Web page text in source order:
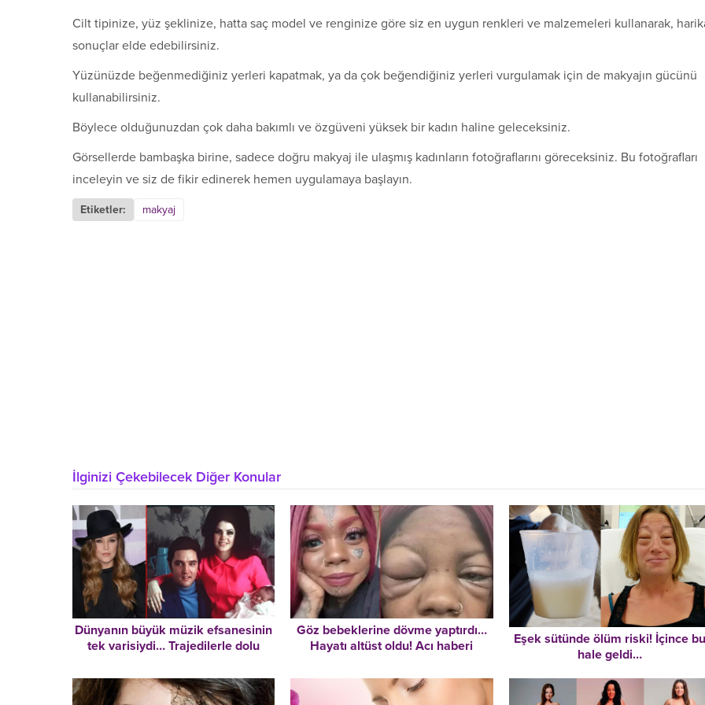
Cilt tipinize, yüz şeklinize, hatta saç model ve renginize göre siz en uygun renkleri ve malzemeleri kullanarak,
sonuçlar elde edebilirsiniz.
Yüzünüzde beğenmediğiniz yerleri kapatmak, ya da çok beğendiğiniz yerleri vurgulamak için de makyajın gücünü
kullanabilirsiniz.
Böylece olduğunuzdan çok daha bakımlı ve özgüveni yüksek bir kadın haline geleceksiniz.
Görsellerde bambaşka birine, sadece doğru makyaj ile ulaşmış kadınların fotoğraflarını göreceksiniz. Bu fotoğrafları
inceleyin ve siz de fikir edinerek hemen uygulamaya başlayın.
Etiketler: makyaj
İlginizi Çekebilecek Diğer Konular
Dünyanın büyük müzik efsanesinin
tek varisiydi… Trajedilerle dolu
Marie Presley 54 yaşında hayatını
kaybetti!
Göz bebeklerine dövme yaptırdı…
Hayatı altüst oldu! Acı haberi
Eşek sütünde ölüm riski! İçince
hale geldi…